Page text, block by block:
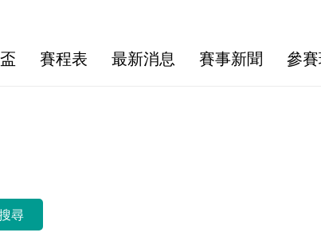
賽程表 最新消息 賽事新聞 參